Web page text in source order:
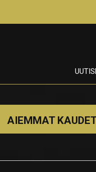
AIEMMAT